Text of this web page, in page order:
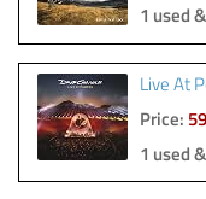
1 used
Live At
Price:
1 used